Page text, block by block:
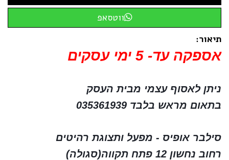
ווטסאפ
תיאור:
אספקה עד- 5 ימי עסקים
ניתן לאסוף עצמי מבית העסק
בתאום מראש בלבד 035361939
סילבר אופיס - מפעל ותצוגת רהיטים
רחוב נחשון 12 פתח תקווה(סגולה)